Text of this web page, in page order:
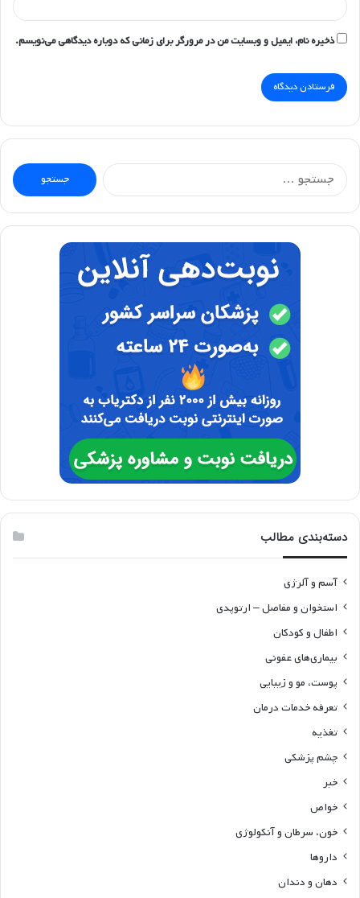
ذخیره نام، ایمیل و وبسایت من در مرورگر برای زمانی که دوباره دیدگاهی می‌نویسم.
جستجو
برای:
دسته‌بندی مطالب
آسم و آلرژی
استخوان و مفاصل – ارتوپدی
اطفال و کودکان
بیماری‌های عفونی
پوست، مو و زیبایی
تعرفه خدمات درمان
تغذیه
چشم پزشکی
خبر
خواص
خون، سرطان و آنکولوژی
داروها
دهان و دندان